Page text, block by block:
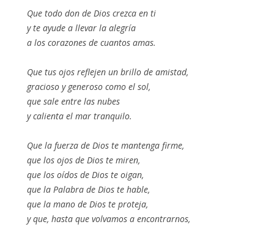
Que todo don de Dios crezca en ti
y te ayude a llevar la alegría
a los corazones de cuantos amas.
Que tus ojos reflejen un brillo de amistad,
gracioso y generoso como el sol,
que sale entre las nubes
y calienta el mar tranquilo.
Que la fuerza de Dios te mantenga firme,
que los ojos de Dios te miren,
que los oídos de Dios te oigan,
que la Palabra de Dios te hable,
que la mano de Dios te proteja,
y que, hasta que volvamos a encontrarnos,